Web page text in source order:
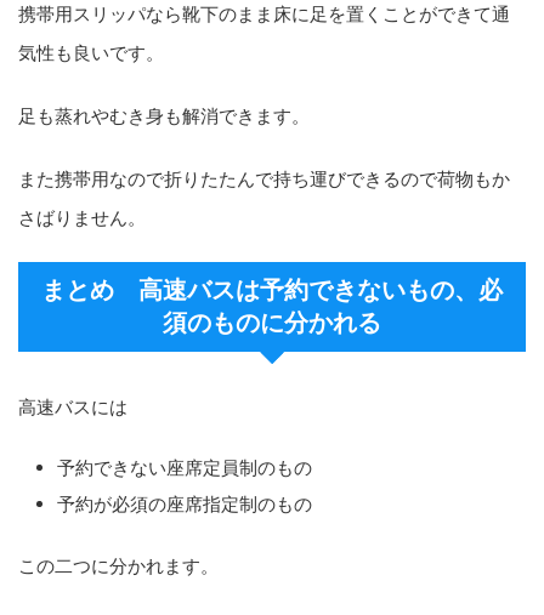
携帯用スリッパなら靴下のまま床に足を置くことができて通
気性も良いです。
足も蒸れやむき身も解消できます。
また携帯用なので折りたたんで持ち運びできるので荷物もか
さばりません。
まとめ 高速バスは予約できないもの、必
須のものに分かれる
高速バスには
予約できない座席定員制のもの
予約が必須の座席指定制のもの
この二つに分かれます。